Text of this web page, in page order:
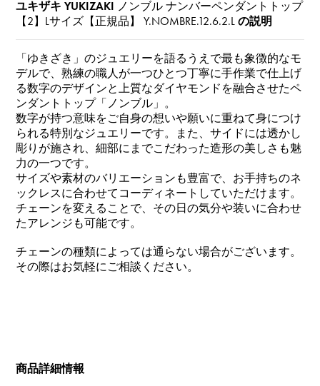
ユキザキ YUKIZAKI ノンブル ナンバーペンダントトップ
【2】Lサイズ【正規品】
Y.NOMBRE.12.6.2.L の説明
「ゆきざき」のジュエリーを語るうえで最も象徴的なモ
デルで、熟練の職人が一つひとつ丁寧に手作業で仕上げ
る数字のデザインと上質なダイヤモンドを融合させたペ
ンダントトップ「ノンブル」。
数字が持つ意味をご自身の想いや願いに重ねて身につけ
られる特別なジュエリーです。また、サイドには透かし
彫りが施され、細部にまでこだわった造形の美しさも魅
力の一つです。
サイズや素材のバリエーションも豊富で、お手持ちのネ
ックレスに合わせてコーディネートしていただけます。
チェーンを変えることで、その日の気分や装いに合わせ
たアレンジも可能です。
チェーンの種類によっては通らない場合がございます。
その際はお気軽にご相談ください。
商品詳細情報